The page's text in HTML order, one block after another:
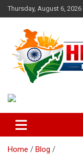
Skip
to
Thursday, August 6, 2026
Hindustan
Home
Blog